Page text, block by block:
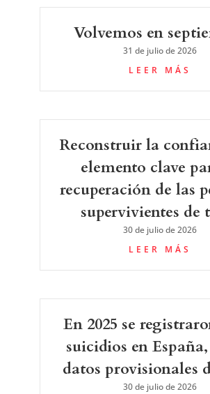
Volvemos en
31 de julio de 2026
LEER MÁS
Reconstruir la
elemento clave
recuperación de las
supervivientes de
30 de julio de 2026
LEER MÁS
En 2025 se
suicidios en
datos provisionales
30 de julio de 2026